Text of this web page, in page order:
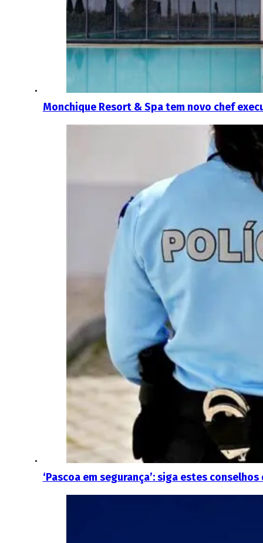
Monchique Resort & Spa tem novo chef
‘Pascoa em segurança’: siga estes